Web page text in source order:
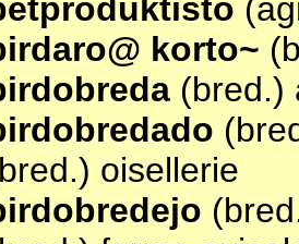
korto~
(bred.)
oisellerie